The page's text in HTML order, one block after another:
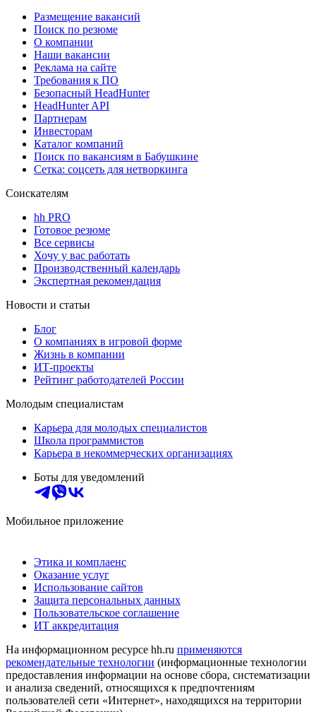
Размещение вакансий
Поиск по резюме
О компании
Наши вакансии
Реклама на сайте
Требования к ПО
Безопасный HeadHunter
HeadHunter API
Партнерам
Инвесторам
Каталог компаний
Поиск по вакансиям в Бабушкине
Сетка: соцсеть для нетворкинга
Соискателям
hh PRO
Готовое резюме
Все сервисы
Хочу у вас работать
Производственный календарь
Экспертная рекомендация
Новости и статьи
Блог
О компаниях в игровой форме
Жизнь в компании
ИТ-проекты
Рейтинг работодателей России
Молодым специалистам
Карьера для молодых специалистов
Школа программистов
Карьера в некоммерческих организациях
Боты для уведомлений
Мобильное приложение
Этика и комплаенс
Оказание услуг
Использование сайтов
Защита персональных данных
Пользовательское соглашение
ИТ аккредитация
На информационном ресурсе hh.ru применяются
рекомендательные технологии (информационные технологии
предоставления информации на основе сбора, систематизации
и анализа сведений, относящихся к предпочтениям
пользователей сети «Интернет», находящихся на территории